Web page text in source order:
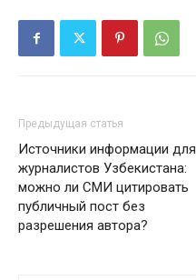
Предыдущая статья
Источники информации для
журналистов Узбекистана:
можно ли СМИ цитировать
публичный пост без
разрешения автора?